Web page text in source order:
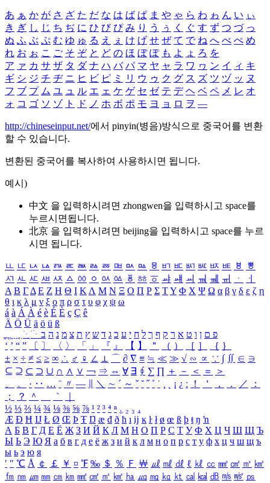
あ ぁ か が さ ざ た だ な は ば ぱ ま や ゃ ら わ ゎ ん い ぃ
き ぎ し じ ち ぢ に ひ び ぴ み り う ぅ く ぐ す ず つ づ っ
ぬ ふ ぶ ぷ む ゆ ゅ る え ぇ け げ せ ぜ て で ね へ べ ぺ め
れ お ぉ こ ご そ ぞ と ど の ほ ぼ ぽ も よ ょ ろ を
ア ァ カ サ ザ タ ダ ナ ハ バ パ マ ヤ ャ ラ ワ ヮ ン イ ィ キ
ギ シ ジ チ ヂ ニ ヒ ビ ピ ミ リ ウ ゥ ク グ ス ズ ツ ヅ ッ ヌ
フ ブ プ ム ユ ュ ル エ ェ ケ ゲ セ ゼ テ デ ヘ ベ ペ メ レ オ
ォ コ ゴ ソ ゾ ト ド ノ ホ ボ ポ モ ヨ ョ ロ ヲ ―
http://chineseinput.net/에서 pinyin(병음)방식으로 중국어를 변환
할 수 있습니다.
변환된 중국어를 복사하여 사용하시면 됩니다.
예시)
中文 을 입력하시려면 zhongwen을 입력하시고 space를
누르시면됩니다.
北京 을 입력하시려면 beijing을 입력하시고 space를 누르
시면 됩니다.
ㅥ ㅦ ㅧ ㅨ ㅩ ㅪ ㅫ ㅬ ㅭ ㅮ ㅯ ㅰ ㅱ ㅲ ㅳ ㅴ ㅵ ㅶ ㅷ ㅸ
ㅹ
ㅺ ㅻ ㅼ ㅽ ㅾ ㅿ ㆀ ㆁ ㆂ ㆃ ㆄ ㆅ ㆆ ㆇ ㆈ ㆉ ㆊ ㆋ ㆌ ㆍ
ㆎ
Α Β ΓΔ Ε Ζ Η Θ Ι ΚΛ Μ Ν Ξ Ο Π Ρ Σ ΤΥ Φ Χ Ψ Ω α β γ δ ε ζ η
θ ι κ λ μ ν ξ ο π ρ σ τ υ φ χ ψ ω
á à Á À é è É È ç Ç ê
Ä Ö Ü ä ö ü ß
ִֶֹ ֻּ ׁׂ פ ם ן ו ט א ר ק ף ך ל ח י ע כ ג ד ש ץ ת צ מ נ ה ב
‘ ’ “ ” 〔 〕 〈 〉 「 」 『 』 【 】 ＂ （ ） ［ ］ ｛ ｝
± × ÷ ≠ ≤ ≥ ∞ ∴ ♂ ♀ ∠ ⊥ ⌒ ∂ ∇ ≡ ≒ ≪ ≫ √ ∽ ∝ ∵ ∫ ∬ ∈ ∋
⊆ ⊇ ⊂ ⊃ ∪ ∩ ∧ ∨ ￢ ⇒ ⇔ ∀ ∃ ∮ ∑ ∏ ＋ － ＜ ＝
＞
、
。 · ‥ … ¨ 〃 ― ＼ ∼ ´ ～ ˇ ˘ ˝ ˚ ˙ ¸ ¡ ¿ ː ！ ＇ ， ． ／
：
；
？ ＾ ｀
½ ⅓ ⅔ ¼ ¾ ⅛ ⅜ ⅝ ⅞ ¹ ² ³ ⁴ ⁿ ₁ ₂ ₃ ₄
Æ Ð Ħ Ĳ Ł Ø Œ Þ Ŧ Ŋ æ đ ð ħ ı ĳ ĸ ŀ ł ø œ ß þ ŧ ŋ ŉ
А Б В Г Д Е Ё Ж З И Й К Л М Н О П Р С Т У Ф Х Ц Ч Ш Щ Ъ
Ы Ь Э Ю Я а б в г д е ё ж з и й к л м н о п р с т у ф х ц ч ш щ ъ
ы ь э ю я
′ ″ ℃ Å ￠ ￡ ￥ ¤ ℉ ‰ ＄ ％ Ｆ ￦ ㎕ ㎖ ㎗ ℓ ㎘ ㏄ ㎣ ㎤ ㎥ ㎦
㎙ ㎚ ㎛ ㎜ ㎝ ㎞ ㎟ ㎠ ㎡ ㎢ ㏊ ㎍ ㎎ ㎏ ㏏ ㎈ ㎉ ㏈ ㎧ ㎨ ㎰